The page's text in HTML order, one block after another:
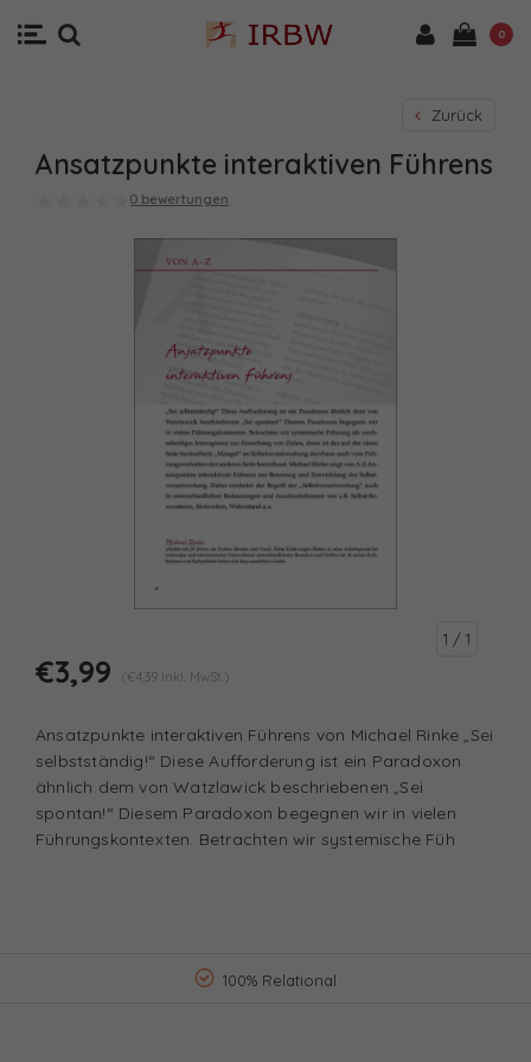
0
Zurück
Ansatzpunkte interaktiven Führens
0 bewertungen
1 / 1
€3,99 (€4,39 Inkl. MwSt.)
Ansatzpunkte interaktiven Führens von Michael Rinke „Sei
selbstständig!“ Diese Aufforderung ist ein Paradoxon
ähnlich dem von Watzlawick beschriebenen „Sei
spontan!“ Diesem Paradoxon begegnen wir in vielen
Führungskontexten. Betrachten wir systemische Füh
100% Relational